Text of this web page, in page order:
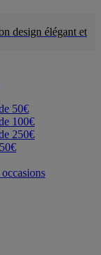
design élégant et
50€
100€
250€